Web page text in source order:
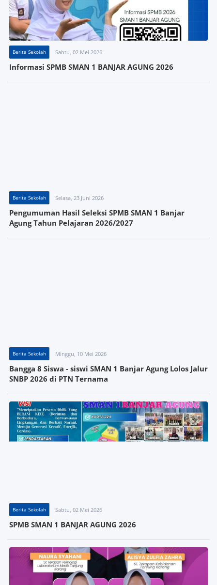
Berita Sekolah Sabtu, 02 Mei 2026
Informasi SPMB SMAN 1 BANJAR AGUNG 2026
Berita Sekolah Selasa, 23 Juni 2026
Pengumuman Hasil Seleksi SPMB SMAN 1 Banjar
Agung Tahun Pelajaran 2026/2027
Berita Sekolah Minggu, 10 Mei 2026
Bangga 8 Siswa - siswi SMAN 1 Banjar Agung Lolos Jalur
SNBP 2026 di PTN Ternama
Berita Sekolah Sabtu, 02 Mei 2026
SPMB SMAN 1 BANJAR AGUNG 2026